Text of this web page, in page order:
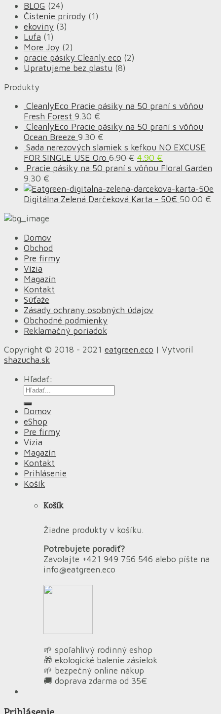
BLOG (24)
Čistenie prírody (1)
ekoviny (3)
Lufa (1)
More Joy (2)
pracie pásiky Cleanly eco (2)
Upratujeme bez plastu (8)
Produkty
CleanlyEco Pracie pásiky na 50 praní s vôňou
Fresh Forest 9.30 €
CleanlyEco Pracie pásiky na 50 praní s vôňou
Ocean Breeze 9.30 €
Sada nerezových slamiek s kefkou NO EXCUSE
FOR SINGLE USE Oro 6.90€ 4.90 €
Pracie pásiky na 50 praní s vôňou Floral Garden
9.30 €
Digitálna Zelená Darčeková Karta - 50€ 50.00 €
Domov
Obchod
Pre firmy
Vízia
Magazín
Kontakt
Súťaže
Zásady ochrany osobných údajov
Obchodné podmienky
Reklamačný poriadok
Copyright © 2018 - 2021 eatgreen.eco | Vytvoril
shazucha.sk
Hľadať:
Domov
eShop
Pre firmy
Vízia
Magazín
Kontakt
Prihlásenie
Košík
Košík
Žiadne produkty v košíku.
Potrebujete poradiť?
Zavolajte +421 949 756 546 alebo píšte na
info@eatgreen.eco
🌱 spoľahlivý rodinný eshop
🎁 ekologické balenie zásielok
🌱 bezpečný online nákup
🚚 doprava zdarma od 35€